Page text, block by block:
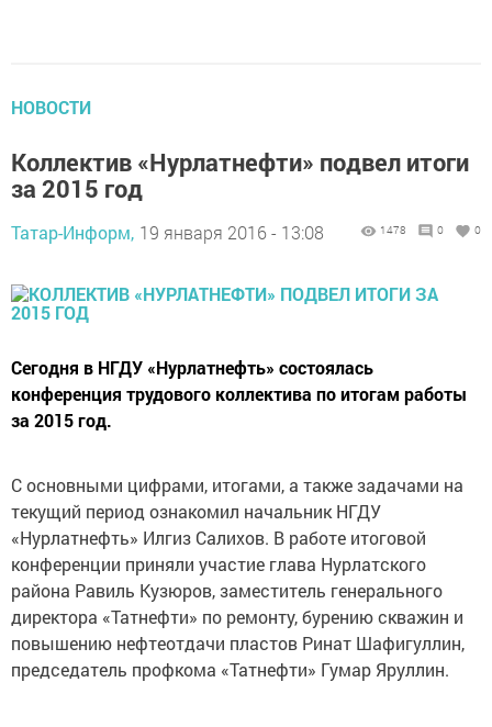
НОВОСТИ
Коллектив «Нурлатнефти» подвел итоги
за 2015 год
Татар-Информ, 19 января 2016 - 13:08 1478 0 0
Сегодня в НГДУ «Нурлатнефть» состоялась
конференция трудового коллектива по итогам работы
за 2015 год.
С основными цифрами, итогами, а также задачами на
текущий период ознакомил начальник НГДУ
«Нурлатнефть» Илгиз Салихов. В работе итоговой
конференции приняли участие глава Нурлатского
района Равиль Кузюров, заместитель генерального
директора «Татнефти» по ремонту, бурению скважин и
повышению нефтеотдачи пластов Ринат Шафигуллин,
председатель профкома «Татнефти» Гумар Яруллин.